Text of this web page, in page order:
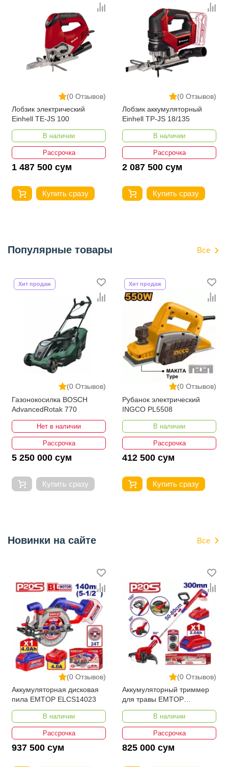
Мощность (Вт)
Мах толщина пропила
(металла), мм
Мах толщина пропила (дерево),
70
Преимущества
Кабельный ввод с возможностью
Страна производства Китай
Категория Лобзики
(0 Отзывов)
Лобзик электрический
Einhell TE-JS 100
В наличии
Рассрочка
1 487 500 сум
Купить сразу
(0 Отзывов)
Лобзик аккумуляторный
Einhell TP-JS 18/135
В наличии
Рассрочка
2 087 500 сум
Купить сразу
Популярные товары Все
(0 Отзывов)
Хит продаж
Газонокосилка BOSCH
AdvancedRotak 770
Нет в наличии
Рассрочка
5 250 000 сум
Купить сразу
(0 Отзывов)
Хит продаж
Рубанок электрический
INGCO PL5508
В наличии
Рассрочка
412 500 сум
Купить сразу
Новинки на сайте Все
(0 Отзывов)
Аккумуляторная дисковая
пила EMTOP ELCS14023
В наличии
Рассрочка
937 500 сум
(0 Отзывов)
Аккумуляторный триммер
для травы EMTOP
ELGT203285
В наличии
Рассрочка
825 000 сум